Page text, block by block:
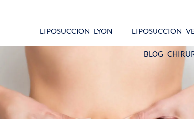
LIPOSUCCION LYON LIPOSUCCION
BLOG